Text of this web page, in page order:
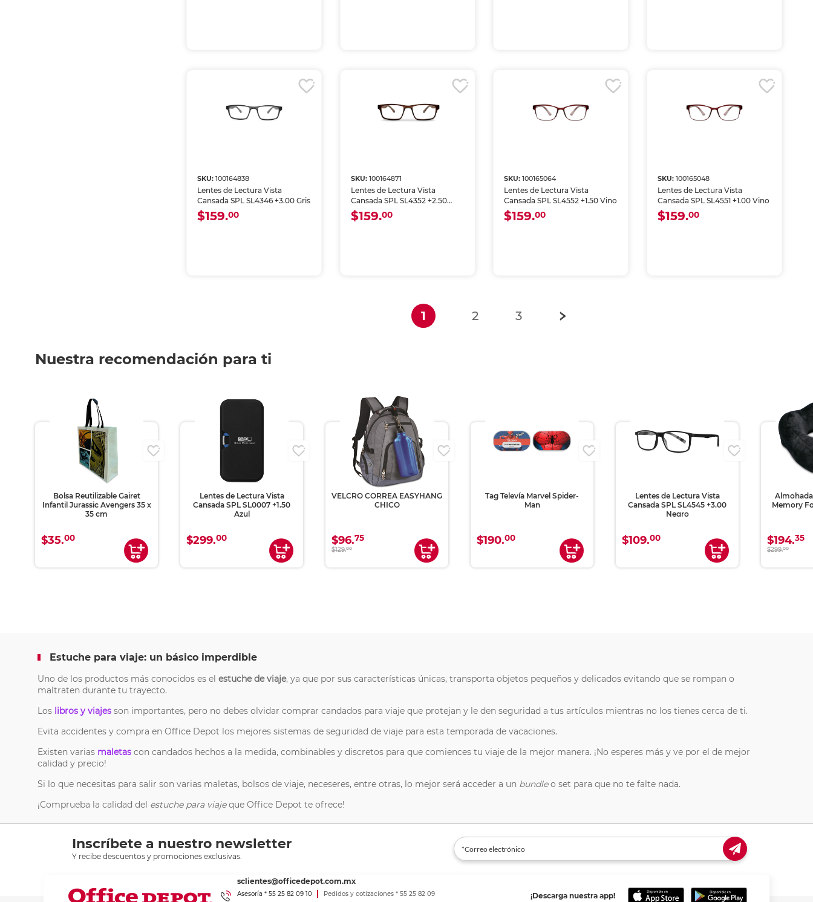
SKU:100164838
Lentes de Lectura Vista
Cansada SPL SL4346 +3.00 Gris
$159.00
SKU: 100164871
Lentes de Lectura Vista
Cansada SPL SL4352 +2.50
Café
$159.00
SKU:100165064
Lentes de Lectura Vista
Cansada SPL SL4552 +1.50 Vino
$159.00
SKU: 100165048
Lentes de Lectura Vista
Cansada SPL SL4551 +1.00 Vino
$159.00
1(current)
2 3
Nuestra recomendación para ti
Bolsa Reutilizable Gairet
Infantil Jurassic Avengers 35 x
35 cm
$35.00
Lentes de Lectura Vista
Cansada SPL SL0007 +1.50
Azul
$299.00
VELCRO CORREA EASYHANG
CHICO
$96.75
$129.00
Tag Televía Marvel Spider-
Man
$190.00
Lentes de Lectura Vista
Cansada SPL SL4545 +3.00
Negro
$109.00
Memory
$194.35
$299.00
Estuche para viaje: un básico imperdible
Uno de los productos más conocidos es el estuche de viaje, ya que por sus características únicas, transporta objetos pequeños y delicados evitando que se rompan o
maltraten durante tu trayecto.
Los libros y viajes son importantes, pero no debes olvidar comprar candados para viaje que protejan y le den seguridad a tus artículos mientras no los tienes cerca de ti.
Evita accidentes y compra en Office Depot los mejores sistemas de seguridad de viaje para esta temporada de vacaciones.
Existen varias maletas con candados hechos a la medida, combinables y discretos para que comiences tu viaje de la mejor manera. ¡No esperes más y ve por el de mejor
calidad y precio!
Si lo que necesitas para salir son varias maletas, bolsos de viaje, neceseres, entre otras, lo mejor será acceder a un bundleo set para que no te falte nada.
¡Comprueba la calidad del estuche para viajeque Office Depot te ofrece!
Inscríbete a nuestro newsletter
Y recibe descuentos y promociones exclusivas.
¡Descarga nuestra app!
sclientes@officedepot.com.mx
Asesoría * 55 25 82 09 10 Pedidos y cotizaciones * 55 25 82 09